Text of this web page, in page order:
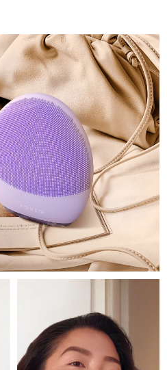
Men
aging massage
mini
T-zone
go
gym bag
肤
& balm
devices
eyes & lips
line smoothing device
理
aging skincare
备
devices
and red light therapy
device for young skin
light therapy
& hydration
hydration devices
silicone sonic toothbrush
sonic toothbrush
Whitening Set
toothbrushes
aging
anti-aging
anti-aging set
primer
LED治疗
NEW
& décolleté LED mask
hand mask
scalp massager
Serum
probiotic serum
肌肤年轻化
NEW
Red Light Therapy
Red Light Therapy
Light Serum
预计送达日期8/16/26
预计送达日期8/16/26
预计送达日期 8/12/26
预计送达日期8/16/26
预计送达日期8/12/26
预计送达日期8/13/26
预计送达日期
预计送达日期8/12/26
预计送达日期 8/12/26